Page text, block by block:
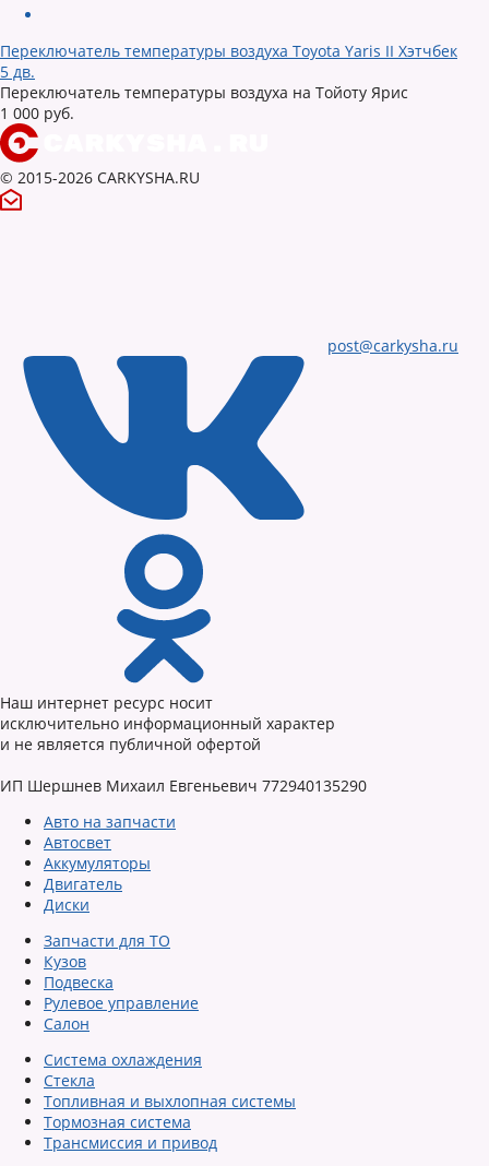
Переключатель температуры воздуха Toyota Yaris II Хэтчбек
5 дв.
Переключатель температуры воздуха на Тойоту Ярис
1 000 руб.
© 2015-2026 CARKYSHA.RU
post@carkysha.ru
Наш интернет ресурс носит
исключительно информационный характер
и не является публичной офертой
ИП Шершнев Михаил Евгеньевич 772940135290
Авто на запчасти
Автосвет
Аккумуляторы
Двигатель
Диски
Запчасти для ТО
Кузов
Подвеска
Рулевое управление
Салон
Система охлаждения
Стекла
Топливная и выхлопная системы
Тормозная система
Трансмиссия и привод